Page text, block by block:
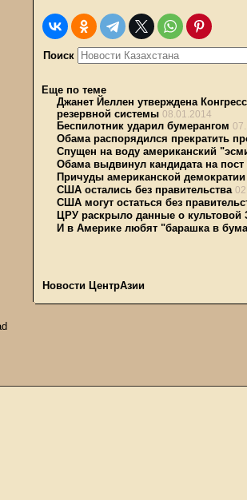
Поиск
Еще по теме
Джанет Йеллен утверждена
резервной системы 08.01.2014
Беспилотник ударил бумерангом
Обама распорядился прекратить
Спущен на воду американский
Обама выдвинул кандидата на
Причуды американской
США остались без правительства
США могут остаться без
ЦРУ раскрыло данные о культовой
И в Америке любят "барашка в
Новости ЦентрАзии